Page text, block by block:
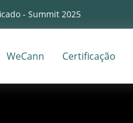
- Summit 2025
WeCann Certificação